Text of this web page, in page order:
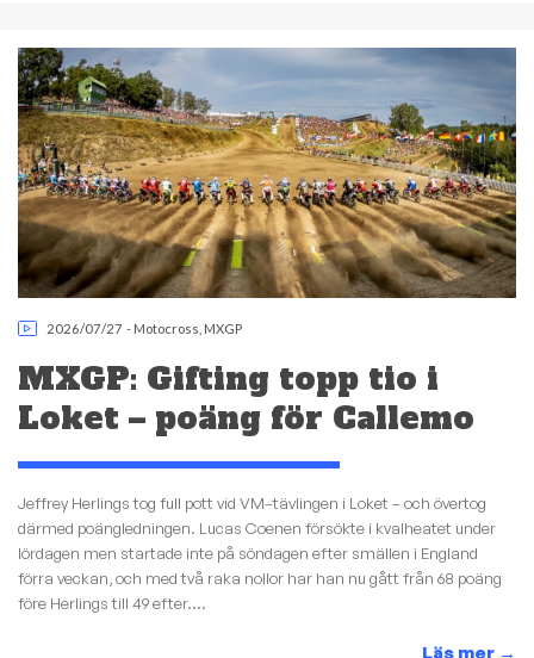
2026/07/27 - Motocross MXGP
MXGP: Gifting topp tio i
Loket – poäng för Callemo
Jeffrey Herlings tog full pott vid VM–tävlingen i Loket – och övertog
därmed poängledningen. Lucas Coenen försökte i kvalheatet under
lördagen men startade inte på söndagen efter smällen i England
förra veckan, och med två raka nollor har han nu gått från 68 poäng
före Herlings till 49 efter....
Läs mer →